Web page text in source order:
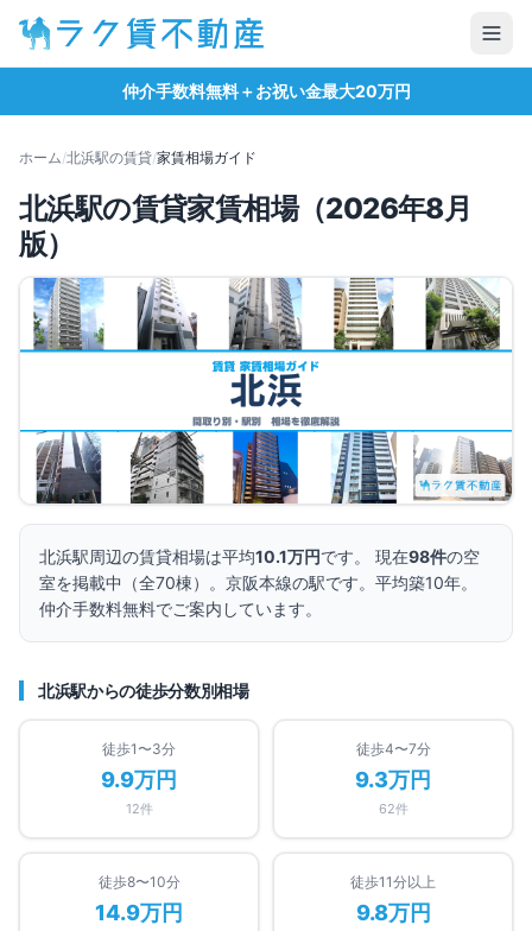
仲介手数料無料＋お祝い金最大20万円
ホーム/北浜駅の賃貸/家賃相場ガイド
北浜駅の賃貸家賃相場（2026年8月
版）
北浜駅周辺の賃貸相場は平均10.1万円です。 現在98件の空
室を掲載中（全70棟）。 京阪本線の駅です。 平均築10年。
仲介手数料無料でご案内しています。
北浜駅からの徒歩分数別相場
徒歩1〜3分
9.9万円
12件
徒歩4〜7分
9.3万円
62件
徒歩8〜10分
14.9万円
徒歩11分以上
9.8万円